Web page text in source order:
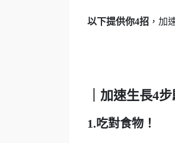
以下提供你4招 ，加
｜加速生長4步
1.吃對食物！